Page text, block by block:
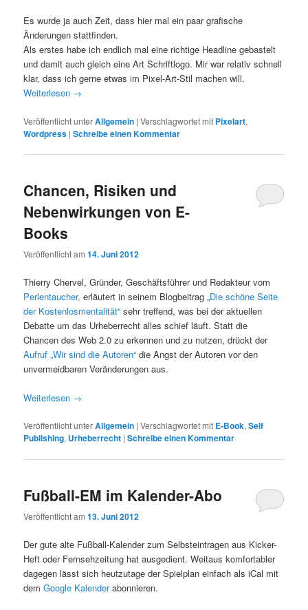
Es wurde ja auch Zeit, dass hier mal ein paar grafische
Änderungen stattfinden.
Als erstes habe ich endlich mal eine richtige Headline gebastelt
und damit auch gleich eine Art Schriftlogo. Mir war relativ schnell
klar, dass ich gerne etwas im Pixel-Art-Stil machen will.
Weiterlesen →
Veröffentlicht unterAllgemein |Verschlagwortet mit Pixelart,
Wordpress |Schreibe einen Kommentar
Chancen, Risiken und
Nebenwirkungen von E-
Books
Veröffentlicht am14. Juni 2012
Thierry Chervel, Gründer, Geschäftsführer und Redakteur vom
Perlentaucher, erläutert in seinem Blogbeitrag „Die schöne Seite
der Kostenlosmentalität“ sehr treffend, was bei der aktuellen
Debatte um das Urheberrecht alles schief läuft. Statt die
Chancen des Web 2.0 zu erkennen und zu nutzen, drückt der
Aufruf „Wir sind die Autoren“ die Angst der Autoren vor den
unvermeidbaren Veränderungen aus.
Weiterlesen →
Veröffentlicht unterAllgemein |Verschlagwortet mit E-Book,Self
Publishing, Urheberrecht |Schreibe einen Kommentar
Fußball-EM im Kalender-Abo
Veröffentlicht am13. Juni 2012
Der gute alte Fußball-Kalender zum Selbsteintragen aus Kicker-
Heft oder Fernsehzeitung hat ausgedient. Weitaus komfortabler
dagegen lässt sich heutzutage der Spielplan einfach als iCal mit
demGoogle Kalenderabonnieren.